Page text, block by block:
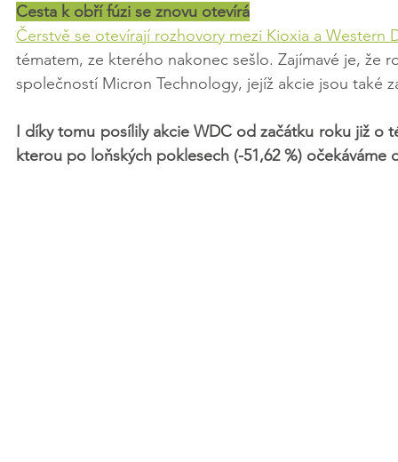
Cesta k obří fúzi se znovu otevírá
Čerstvě se otevírají rozhovory mezi Kioxia a Western
tématem, ze kterého nakonec sešlo. Zajímavé je, že
společností Micron Technology, jejíž akcie jsou také
I díky tomu posílily akcie WDC od začátku roku již o
kterou po loňských poklesech (-51,62 %) očekáváme